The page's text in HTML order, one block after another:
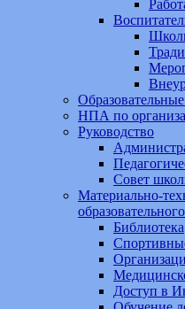
НПА по
Руководство
Совет
Материально-
Библиотека
Доступ в